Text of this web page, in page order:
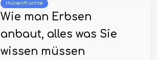
Hülsenfrüchte
Wie man Erbsen
anbaut, alles was Sie
wissen müssen